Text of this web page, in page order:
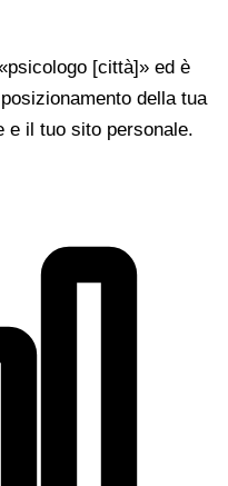
[città]» ed è
della tua
e il tuo sito personale.